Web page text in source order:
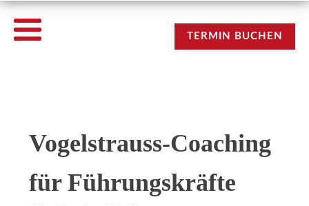
TERMIN BUCHEN
Vogelstrauss-Coaching
für Führungskräfte